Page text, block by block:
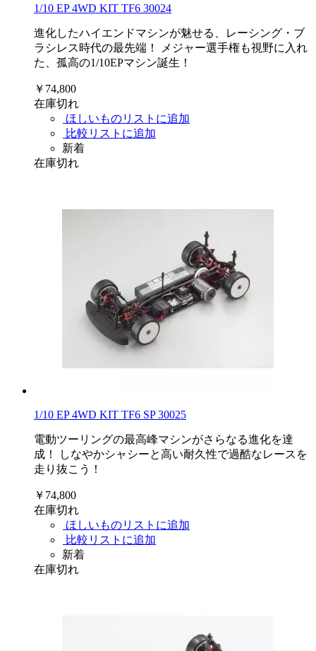
1/10 EP 4WD KIT TF6 30024
進化したハイエンドマシンが魅せる、レーシング・ブ
ラシレス時代の最先端！ メジャー選手権も視野に入れ
た、孤高の1/10EPマシン誕生！
￥74,800
在庫切れ
ほしいものリストに追加
比較リストに追加
新着
在庫切れ
1/10 EP 4WD KIT TF6 SP 30025
電動ツーリングの最高峰マシンがさらなる進化を達
成！ しなやかシャシーと高い耐久性で過酷なレースを
走り抜こう！
￥74,800
在庫切れ
ほしいものリストに追加
比較リストに追加
新着
在庫切れ